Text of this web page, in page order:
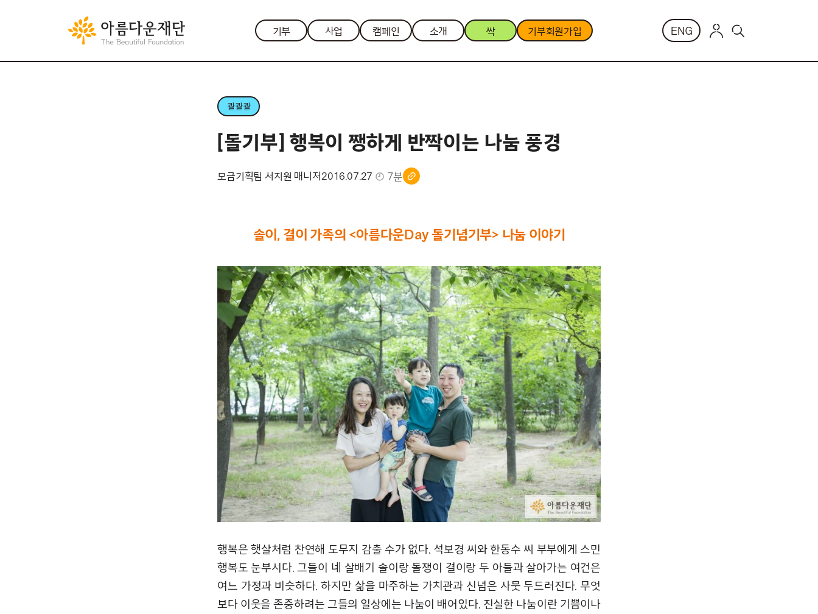
기부 사업 캠페인 소개 싹 기부회원가입 ENG
콸콸콸
[돌기부] 행복이 쨍하게 반짝이는 나눔 풍경
모금기획팀 서지원 매니저2016.07.27 7분
솔이, 결이 가족의 <아름다운Day 돌기념기부> 나눔 이야기
행복은 햇살처럼 찬연해 도무지 감출 수가 없다. 석보경 씨와 한동수 씨 부부에게 스민
행복도 눈부시다. 그들이 네 살배기 솔이랑 돌쟁이 결이랑 두 아들과 살아가는 여건은
여느 가정과 비슷하다. 하지만 삶을 마주하는 가치관과 신념은 사뭇 두드러진다. 무엇
보다 이웃을 존중하려는 그들의 일상에는 나눔이 배어있다. 진실한 나눔이란 기쁨이나